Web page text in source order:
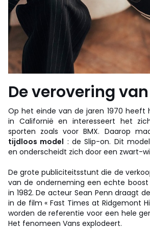
De verovering
Op het einde van de jaren 1970 heeft
in Californië en interesseert het
sporten zoals voor BMX. Daarop
tijdloos model : de Slip-on. Dit
en onderscheidt zich door een zwart-
De grote publiciteitsstunt die de
van de onderneming een echte
in 1982. De acteur Sean Penn draagt
in de film « Fast Times at Ridgemont
worden de referentie voor een hele
Het fenomeen Vans explodeert.